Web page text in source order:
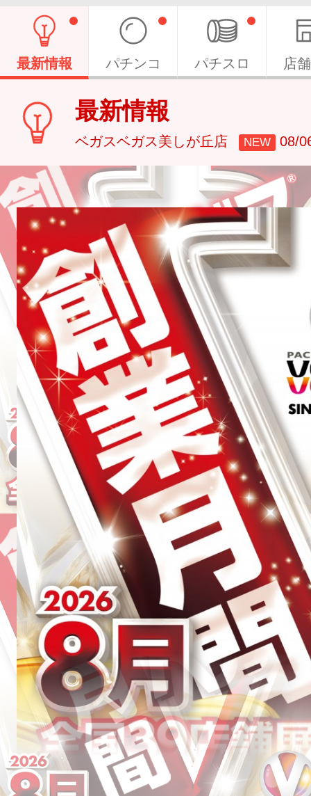
最新情報 パチンコ パチスロ 店
最新情報
ベガスベガス美しが丘店 NEW 08/